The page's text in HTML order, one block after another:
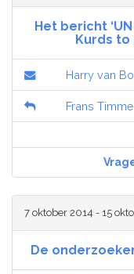
Het bericht
Kurds to
Harry van
Frans
7 oktober 2014 - 15
De